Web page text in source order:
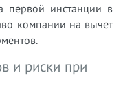
первой инстанции в
компании на вычет
и риски при